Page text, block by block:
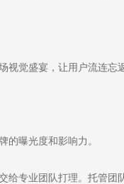
觉盛宴，让用户流连忘返
曝光度和影响力。
专业团队打理。托管团